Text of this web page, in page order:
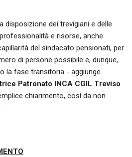
disposizione dei trevigiani e delle
e risorse, anche
del sindacato pensionati, per
di persone possibile e, dunque,
la fase transitoria - aggiunge
Patronato INCA CGIL Treviso
chiarimento, così da non